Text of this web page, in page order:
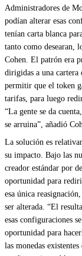
Administradores de
podían alterar esas
tenían carta blanca
tanto como desearan,
Cohen. El patrón era
dirigidas a una cartera
permitir que el token
tarifas, para luego
“La gente se da
se arruina”, añadió
La solución es
su impacto. Bajo las
creador estándar por
oportunidad para
esa única
ser alterada. “El
esas configuraciones
oportunidad para
las monedas